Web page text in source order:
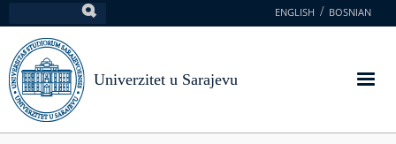
na
glavni
sadržaj
ENGLISH BOSNIAN
Univerzitet u Sarajevu